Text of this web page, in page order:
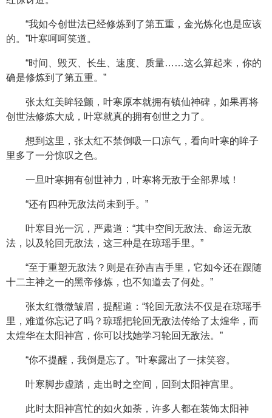
“我如今创世法已经修炼到了第五重，金光炼化也是应该
的。”叶寒呵呵笑道。
“时间、毁灭、长生、速度、质量……这么算起来，你的
确是修炼到了第五重。”
张太红美眸轻颤，叶寒原本就拥有镇仙神碑，如果再将
创世法修炼大成，叶寒就真的拥有创世之力了。
想到这里，张太红不禁倒吸一口凉气，看向叶寒的眸子
里多了一分惊叹之色。
一旦叶寒拥有创世神力，叶寒将无敌于全部界域！
“还有四种无敌法尚未到手。”
叶寒目光一沉，严肃道：“其中空间无敌法、命运无敌
法，以及轮回无敌法，这三种是在琼瑶手里。”
“至于重塑无敌法？则是在孙吉吉手里，它如今还在跟随
十二主神之一的黑帝修炼，也不知道去了何处。”
张太红微微皱眉，提醒道：“轮回无敌法不仅是在琼瑶手
里，难道你忘记了吗？琼瑶把轮回无敌法传给了太煌华，而
太煌华在太阳神宫，你可以找她学习轮回无敌法。”
“你不提醒，我倒是忘了。”叶寒露出了一抹笑容。
叶寒脚步虚踏，走出时之空间，回到太阳神宫里。
此时太阳神宫忙的如火如荼，许多人都在装饰太阳神